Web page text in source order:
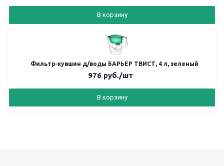
В корзину
Фильтр-кувшин д/воды БАРЬЕР ТВИСТ, 4 л, зеленый
976руб./шт
В корзину